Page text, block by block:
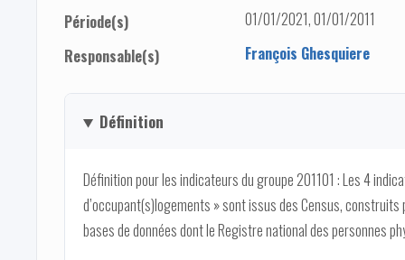
Période(s)
01/01/2021, 01/01/2011
Responsable(s)
François Ghesquiere
Définition
Définition pour les indicateurs du groupe 201101 : Les 4
d’occupant(s)logements » sont issus des Census,
bases de données dont le Registre national des personnes